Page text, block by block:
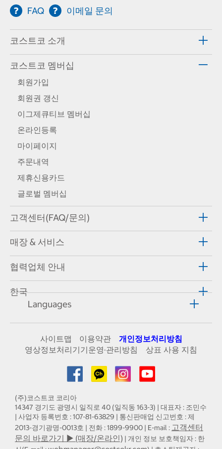
FAQ 이메일 문의
코스트코 소개
코스트코 멤버십
회원가입
회원권 갱신
이그제큐티브 멤버십
온라인등록
마이페이지
주문내역
제휴신용카드
글로벌 멤버십
고객센터(FAQ/문의)
매장 & 서비스
협력업체 안내
한국
Languages
사이트맵 이용약관
개인정보처리방침
영상정보처리기기운영·관리방침
상표 사용 지침
(주)코스트코 코리아
14347 경기도 광명시 일직로 40 (일직동 163-3) | 대표자 : 조민수
| 사업자 등록번호 : 107-81-63829 | 통신판매업 신고번호 : 제
2013-경기광명-0013호 | 전화 : 1899-9900 | E-mail : 고객센터
문의 바로가기 ▶ (매장/온라인) | 개인 정보 보호책임자 : 한